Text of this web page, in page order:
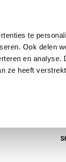
te
Ook delen
en analyse.
ze heeft
Rolly Toys